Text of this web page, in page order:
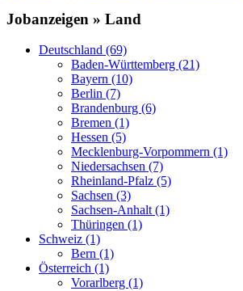
Jobanzeigen » Land
Deutschland (69)
Baden-Württemberg (21)
Bayern (10)
Berlin (7)
Brandenburg (6)
Bremen (1)
Hessen (5)
Mecklenburg-Vorpommern (1)
Niedersachsen (7)
Rheinland-Pfalz (5)
Sachsen (3)
Sachsen-Anhalt (1)
Thüringen (1)
Schweiz (1)
Bern (1)
Österreich (1)
Vorarlberg (1)